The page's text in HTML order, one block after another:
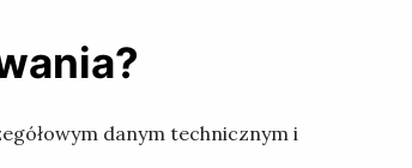
danym technicznym i